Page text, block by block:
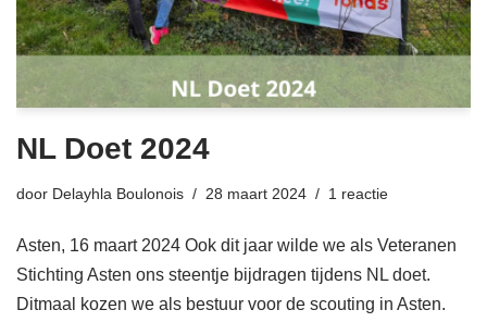
NL Doet 2024
door Delayhla Boulonois 28 maart 2024 1 reactie
Asten, 16 maart 2024 Ook dit jaar wilde we als Veteranen
Stichting Asten ons steentje bijdragen tijdens NL doet.
Ditmaal kozen we als bestuur voor de scouting in Asten.